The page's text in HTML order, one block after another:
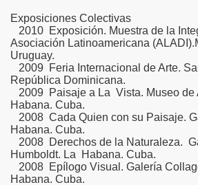
Exposiciones Colectivas
2010 Exposición. Muestra de la
Asociación Latinoamericana
Uruguay.
2009 Feria Internacional de Arte.
República Dominicana.
2009 Paisaje a La Vista. Museo de
Habana. Cuba.
2008 Cada Quien con su Paisaje.
Habana. Cuba.
2008 Derechos de la Naturaleza.
Humboldt. La Habana. Cuba.
2008 Epílogo Visual. Galería
Habana. Cuba.